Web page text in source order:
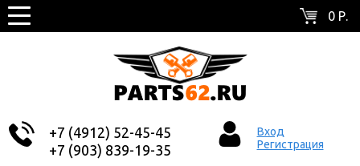
0 Р.
+7 (4912) 52-45-45
+7 (903) 839-19-35
Вход
Регистрация